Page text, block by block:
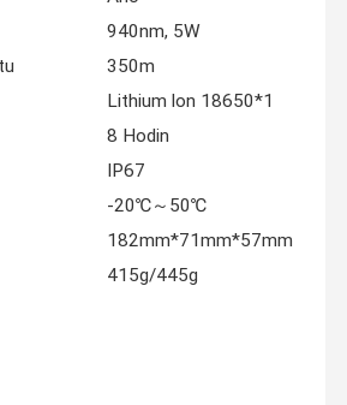
940nm, 5W
350m
Lithium lon 18650*1
8 Hodin
IP67
-20℃～50℃
182mm*71mm*57mm
415g/445g